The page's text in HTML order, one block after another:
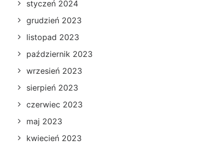
styczeń 2024
grudzień 2023
listopad 2023
październik 2023
wrzesień 2023
sierpień 2023
czerwiec 2023
maj 2023
kwiecień 2023